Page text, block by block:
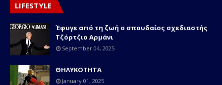
LIFESTYLE
Έφυγε από τη ζωή ο σπουδαίος σχεδιαστής
Τζόρτζιο Αρμάνι
September 04, 2025
ΘΗΛΥΚΟΤΗΤΑ
January 01, 2025